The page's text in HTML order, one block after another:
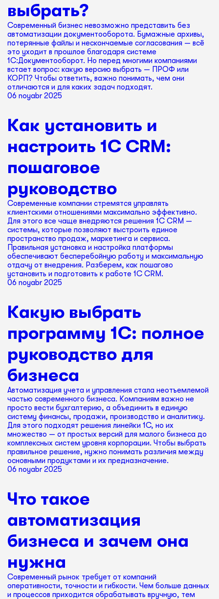
выбрать?
Современный бизнес невозможно представить без
автоматизации документооборота. Бумажные архивы,
потерянные файлы и нескончаемые согласования — всё
это уходит в прошлое благодаря системе
1С:Документооборот. Но перед многими компаниями
встает вопрос: какую версию выбрать — ПРОФ или
КОРП? Чтобы ответить, важно понимать, чем они
отличаются и для каких задач подходят.
06 noyabr 2025
Как установить и
настроить 1С CRM:
пошаговое
руководство
Современные компании стремятся управлять
клиентскими отношениями максимально эффективно.
Для этого все чаще внедряются решения 1С CRM —
системы, которые позволяют выстроить единое
пространство продаж, маркетинга и сервиса.
Правильная установка и настройка платформы
обеспечивают бесперебойную работу и максимальную
отдачу от внедрения. Разберем, как пошагово
установить и подготовить к работе 1С CRM.
06 noyabr 2025
Какую выбрать
программу 1С: полное
руководство для
бизнеса
Автоматизация учета и управления стала неотъемлемой
частью современного бизнеса. Компаниям важно не
просто вести бухгалтерию, а объединить в единую
систему финансы, продажи, производство и аналитику.
Для этого подходят решения линейки 1С, но их
множество — от простых версий для малого бизнеса до
комплексных систем уровня корпорации. Чтобы выбрать
правильное решение, нужно понимать различия между
основными продуктами и их предназначение.
06 noyabr 2025
Что такое
автоматизация
бизнеса и зачем она
нужна
Современный рынок требует от компаний
оперативности, точности и гибкости. Чем больше данных
и процессов приходится обрабатывать вручную, тем